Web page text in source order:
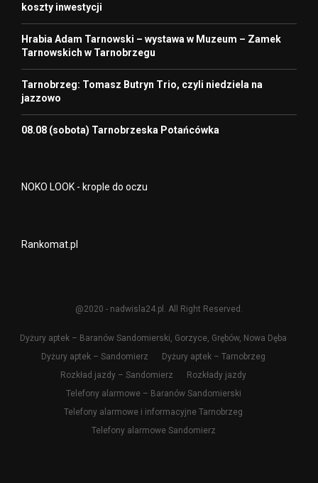
koszty inwestycji
Hrabia Adam Tarnowski – wystawa w Muzeum – Zamek
Tarnowskich w Tarnobrzegu
Tarnobrzeg: Tomasz Butryn Trio, czyli niedziela na
jazzowo
08.08 (sobota) Tarnobrzeska Potańcówka
NOKO LOOK - krople do oczu
Rankomat.pl
@2020 - nadwisla24.pl. All Right Reserved.
Dyżury aptek – Baranów Sandomierski, Gorzyce, Grębów, Nowa Dęba
Dyżury aptek – Sandomierz
Dyżury aptek – Tarnobrzeg
Rozkład jazdy – Sandomierz
Rozkłady jazdy
Telefony alarmowe – Baranów Sandomierski
Telefony alarmowe i informacyjne Tarnobrzeg
Telefony alarmowe Sandomierz